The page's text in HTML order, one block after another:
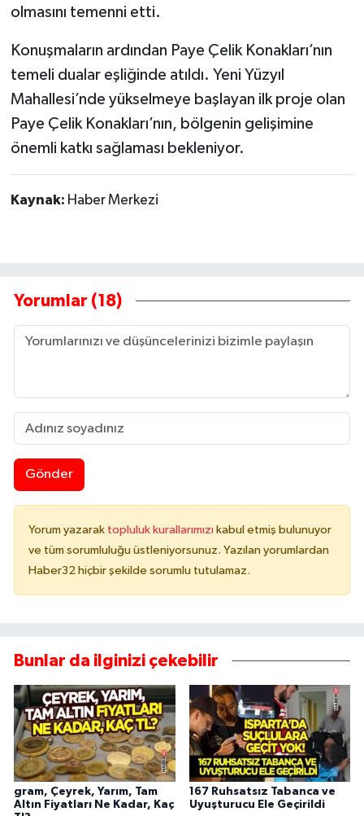
olmasını temenni etti.
Konuşmaların ardından Paye Çelik Konakları’nın
temeli dualar eşliğinde atıldı. Yeni Yüzyıl
Mahallesi’nde yükselmeye başlayan ilk proje olan
Paye Çelik Konakları’nın, bölgenin gelişimine
önemli katkı sağlaması bekleniyor.
Kaynak: Haber Merkezi
Yorumlar (18)
Gönder
Yorum yazarak topluluk kurallarımızı kabul etmiş bulunuyor
ve tüm sorumluluğu üstleniyorsunuz. Yazılan yorumlardan
Haber32 hiçbir şekilde sorumlu tutulamaz.
Bunlar da ilginizi çekebilir
gram, Çeyrek, Yarım, Tam
Altın Fiyatları Ne Kadar, Kaç
167 Ruhsatsız Tabanca ve
Uyuşturucu Ele Geçirildi